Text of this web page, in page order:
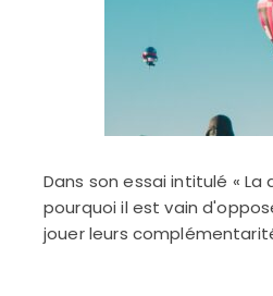
Dans son essai intitulé «
pourquoi il est vain
jouer leurs